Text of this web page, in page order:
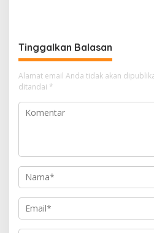
Tinggalkan Balasan
Alamat email Anda tidak akan
ditandai *